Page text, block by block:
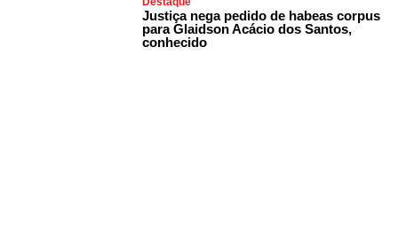
Justiça nega pedido de habeas corpus
para Glaidson Acácio dos Santos,
conhecido